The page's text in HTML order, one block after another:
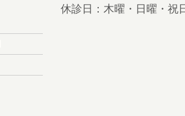
休診日：木曜・日曜・祝